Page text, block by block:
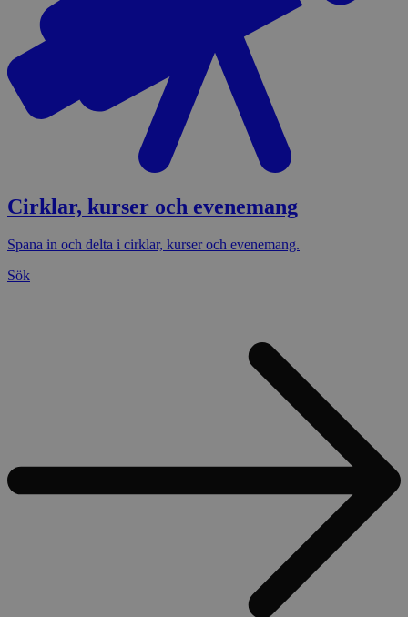
Cirklar, kurser och evenemang
Spana in och delta i cirklar, kurser och evenemang.
Sök